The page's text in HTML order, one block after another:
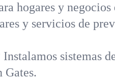
hogares y negocios
y servicios de
sistemas
Gates.